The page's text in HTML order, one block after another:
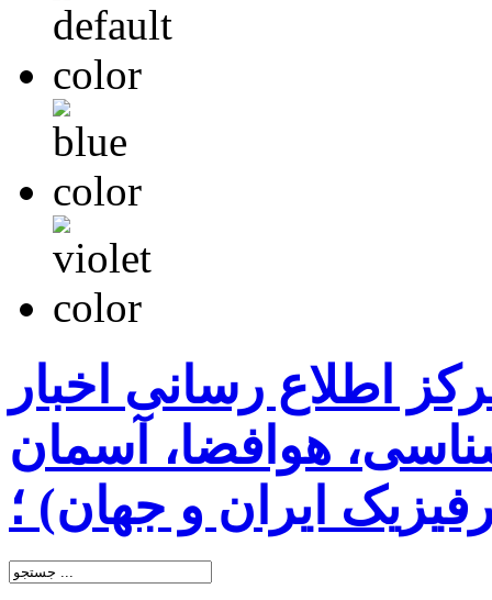
اطلاع رسانی اخبار
هوافضا، آسمان
ایران و جهان) ؛